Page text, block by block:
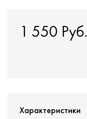
1 550 Руб.
Характеристики